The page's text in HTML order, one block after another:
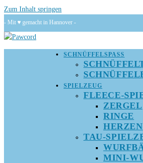
Zum Inhalt springen
- Mit ♥ gemacht in Hannover -
SCHNÜFFELSPASS
SPIELZEUG
FLEECE-
ZERGEL
RINGE
HERZEN
TAU-
MINI-